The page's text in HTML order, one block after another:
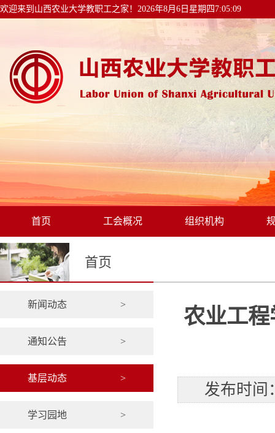
欢迎来到山西农业大学教职工之家！ 2026年8月6日星期四7:05:09
首页 工会概况 组织机构
首页
新闻动态 >
通知公告 >
基层动态 >
学习园地 >
农业工
发布时